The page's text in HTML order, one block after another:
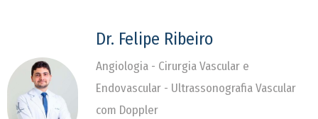
Dr. Felipe Ribeiro
Angiologia - Cirurgia Vascular e
Endovascular - Ultrassonografia Vascular
com Doppler